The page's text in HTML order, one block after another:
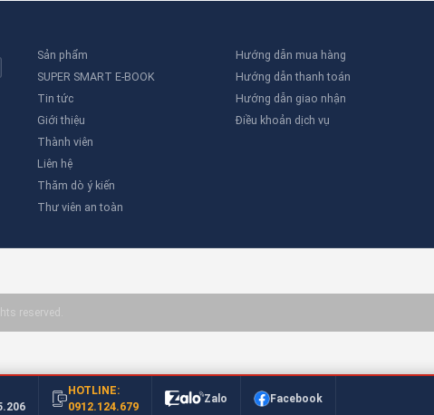
Sản phẩm
SUPER SMART E-BOOK
Tin tức
Giới thiệu
Thành viên
Liên hệ
Thăm dò ý kiến
Thư viên an toàn
Hướng dẫn mua hàng
Hướng dẫn thanh toán
Hướng dẫn giao nhận
Điều khoản dịch vụ
reserved.
HOTLINE:
0912.124.679
Zalo Facebook